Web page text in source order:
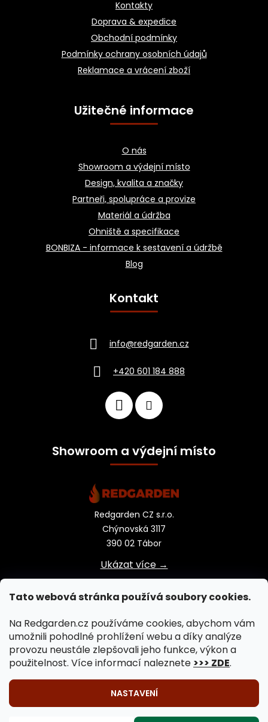
Tato webová stránka používá soubory cookies.
Na Redgarden.cz používáme cookies, abychom vám
umožnili pohodlné prohlížení webu a díky analýze
provozu neustále zlepšovali jeho funkce, výkon a
použitelnost. Více informací naleznete >>> ZDE.
NASTAVENÍ
🔥 Venkovní vaření na ohni je záležitostí celého roku!
Kontakty
Doprava & expedice
Obchodní podmínky
Podmínky ochrany osobních údajů
Reklamace a vrácení zboží
Užitečné informace
O nás
Showroom a výdejní místo
Design, kvalita a značky
Partneři, spolupráce a provize
Materiál a údržba
Ohniště a specifikace
BONBIZA - informace k sestavení a údržbě
Blog
Kontakt
info@redgarden.cz
+420 601 184 888
Showroom a výdejní místo
Redgarden CZ s.r.o.
Chýnovská 3117
390 02 Tábor
Ukázat více →